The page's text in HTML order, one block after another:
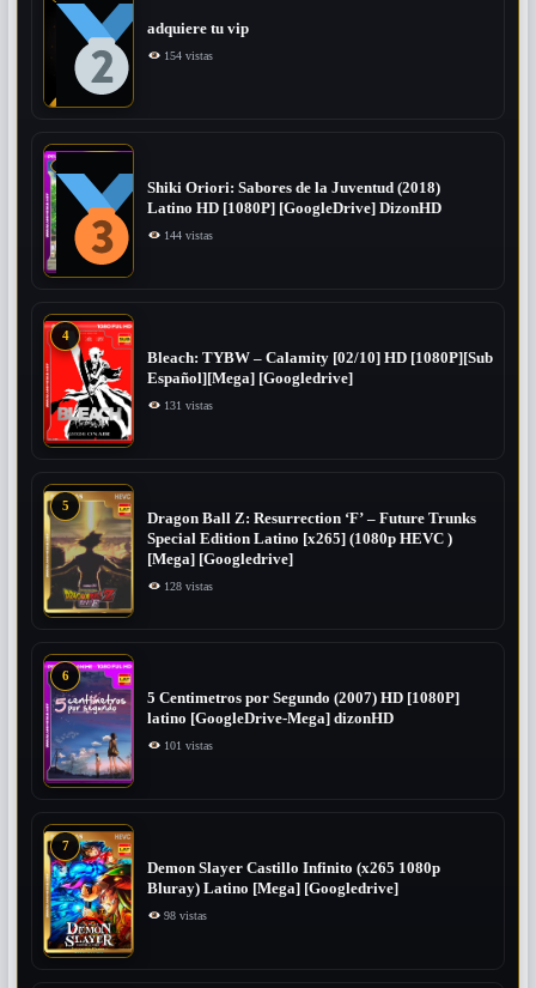
adquiere tu vip
154 vistas
Shiki Oriori: Sabores de la Juventud (2018)
Latino HD [1080P] [GoogleDrive] DizonHD
144 vistas
4
Bleach: TYBW – Calamity [02/10] HD [1080P][Sub
Español][Mega] [Googledrive]
131 vistas
5
Dragon Ball Z: Resurrection ‘F’ – Future Trunks
Special Edition Latino [x265] (1080p HEVC )
[Mega] [Googledrive]
128 vistas
6
5 Centimetros por Segundo (2007) ​HD [1080P]
latino [GoogleDrive-Mega] dizonHD
101 vistas
7
Demon Slayer Castillo Infinito (x265 1080p
Bluray) Latino [Mega] [Googledrive]
98 vistas